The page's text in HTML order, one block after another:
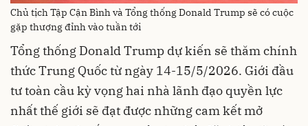
Chủ tịch Tập Cận Bình và Tổng thống Donald Trump sẽ có cuộc
gặp thượng đỉnh vào tuần tới
Tổng thống Donald Trump dự kiến sẽ thăm chính
thức Trung Quốc từ ngày 14-15/5/2026. Giới đầu
tư toàn cầu kỳ vọng hai nhà lãnh đạo quyền lực
nhất thế giới sẽ đạt được những cam kết mở